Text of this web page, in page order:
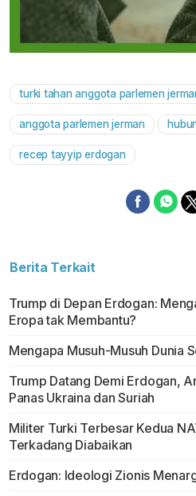
turki tahan anggota parlemen
anggota parlemen jerman
recep tayyip erdogan
Berita Terkait
Trump di Depan Erdogan:
Eropa tak Membantu?
Mengapa Musuh-Musuh Dunia
Trump Datang Demi Erdogan,
Panas Ukraina dan Suriah
Militer Turki Terbesar Kedua
Terkadang Diabaikan
Erdogan: Ideologi Zionis